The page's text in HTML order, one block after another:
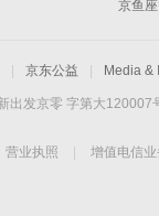
京鱼
京东公益 Media &
出发京零 字第大120007
营业执照
增值电信